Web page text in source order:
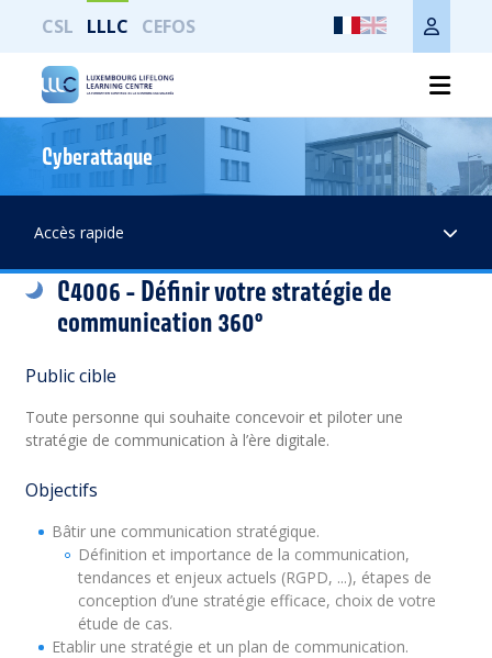
CSL LLLC CEFOS
Cyberattaque
Accès rapide
C4006 - Définir votre stratégie de
communication 360°
Public cible
Toute personne qui souhaite concevoir et piloter une
stratégie de communication à l’ère digitale.
Objectifs
Bâtir une communication stratégique.
Définition et importance de la communication,
tendances et enjeux actuels (RGPD, ...), étapes de
conception d’une stratégie efficace, choix de votre
étude de cas.
Etablir une stratégie et un plan de communication.